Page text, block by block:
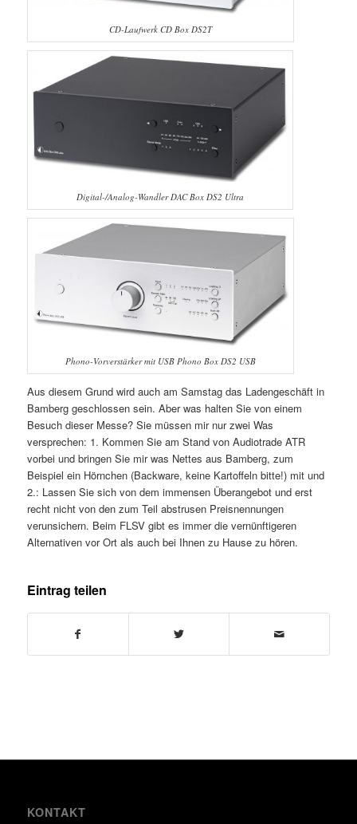
CD-Laufwerk CD Box DS2T
Digital-/Analog-Wandler DAC Box DS2 Ultra
Phono-Vorverstärker mit USB Phono Box DS2 USB
Aus diesem Grund wird auch am Samstag das Ladengeschäft in
Bamberg geschlossen sein. Aber was halten Sie von einem
Besuch dieser Messe? Sie müssen mir nur zwei Was
versprechen: 1. Kommen Sie am Stand von Audiotrade ATR
vorbei und bringen Sie mir was Nettes aus Bamberg, zum
Beispiel ein Hörnchen (Backware, keine Kartoffeln bitte!) mit und
2.: Lassen Sie sich von dem immensen Überangebot und erst
recht nicht von den zum Teil abstrusen Preisnennungen
verunsichern. Beim FLSV gibt es immer die vernünftigeren
Alternativen vor Ort als auch bei Ihnen zu Hause zu hören.
Eintrag teilen
KONTAKT